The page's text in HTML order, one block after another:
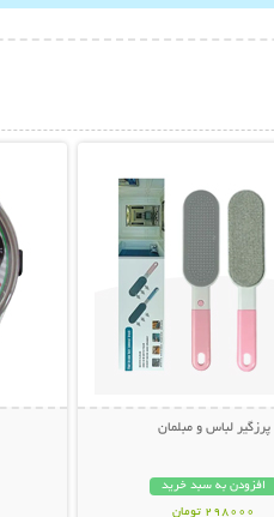
پرزگیر لباس و مبلمان
افزودن به سبد خرید
298000 تومان